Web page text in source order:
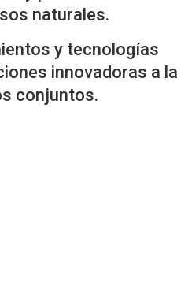
naturales.
y tecnologías
innovadoras a la
conjuntos.